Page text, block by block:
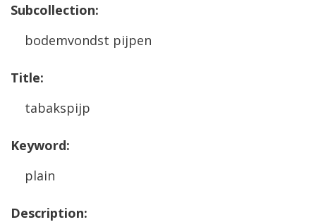
Subcollection:
bodemvondst pijpen
Title:
tabakspijp
Keyword:
plain
Description: